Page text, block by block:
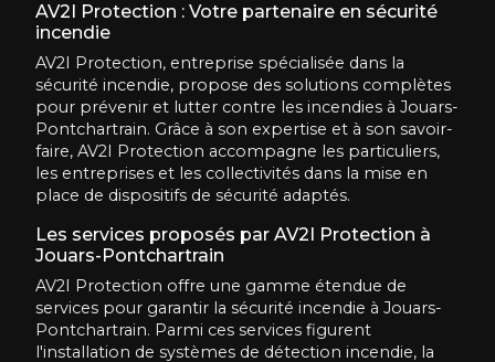
AV2I Protection : Votre partenaire en sécurité
incendie
AV2I Protection, entreprise spécialisée dans la
sécurité incendie, propose des solutions complètes
pour prévenir et lutter contre les incendies à Jouars-
Pontchartrain. Grâce à son expertise et à son savoir-
faire, AV2I Protection accompagne les particuliers,
les entreprises et les collectivités dans la mise en
place de dispositifs de sécurité adaptés.
Les services proposés par AV2I Protection à
Jouars-Pontchartrain
AV2I Protection offre une gamme étendue de
services pour garantir la sécurité incendie à Jouars-
Pontchartrain. Parmi ces services figurent
l'installation de systèmes de détection incendie, la